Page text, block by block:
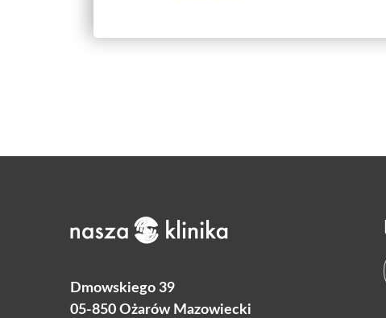
Dmowskiego 39
05-850 Ożarów Mazowiecki